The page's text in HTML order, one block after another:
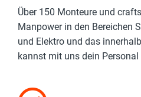
Du brauchst schnelle
Über 150 Monteure und
Manpower in den Bereichen
und Elektro und das